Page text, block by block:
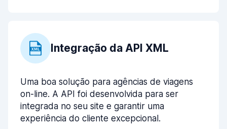
Integração da API XML
Uma boa solução para agências de viagens
on-line. A API foi desenvolvida para ser
integrada no seu site e garantir uma
experiência do cliente excepcional.